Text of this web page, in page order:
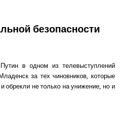
безопасности
в одном из телевыступлений
за тех чиновников, которые
обрекли не только на унижение, но и